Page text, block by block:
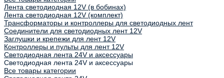
Лента светодиодная 12V (в бобинах)
Лента светодиодная 12V (комплект)
Трансформаторы и контроллеры для светодиодных лент
Соединители для светодиодных лент 12V
Заглушки и крепежи для лент 12V
Контроллеры и пульты для лент 12V
Светодиодная лента 24V и аксессуары
Светодиодная лента 24V и аксессуары
Все товары категории